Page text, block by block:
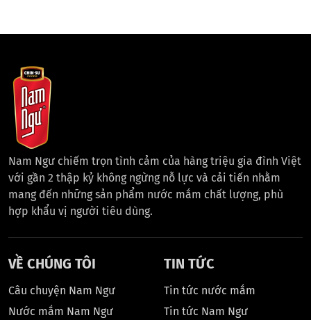
Nam Ngư chiếm trọn tình cảm của hàng triệu gia đình Việt
với gần 2 thập kỷ không ngừng nỗ lực và cải tiến nhằm
mang đến những sản phẩm nước mắm chất lượng, phù
hợp khẩu vị người tiêu dùng.
VỀ CHÚNG TÔI
Câu chuyện Nam Ngư
Nước mắm Nam Ngư
TIN TỨC
Tin tức nước mắm
Tin tức Nam Ngư